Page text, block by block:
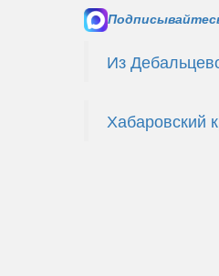
Из
Хабаровский